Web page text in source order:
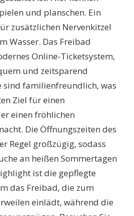
und planschen. Ein
zusätzlichen Nervenkitzel
Wasser. Das Freibad
Online-Ticketsystem,
und zeitsparend
sind familienfreundlich, was
Ziel für einen
einen fröhlichen
Die Öffnungszeiten des
Regel großzügig, sodass
an heißen Sommertagen
ist die gepflegte
das Freibad, die zum
einlädt, während die